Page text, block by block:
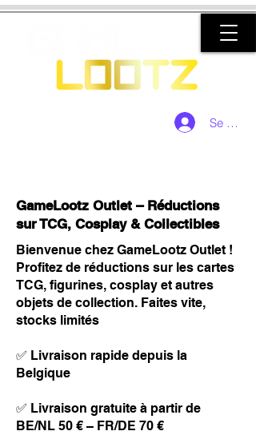
Se
GameLootz Outlet – Réductions
sur TCG, Cosplay & Collectibles
Bienvenue chez GameLootz Outlet !
Profitez de réductions sur les cartes
TCG, figurines, cosplay et autres
objets de collection. Faites vite,
stocks limités
✅ Livraison rapide depuis la
Belgique
✅ Livraison gratuite à partir de
BE/NL 50 € – FR/DE 70 €